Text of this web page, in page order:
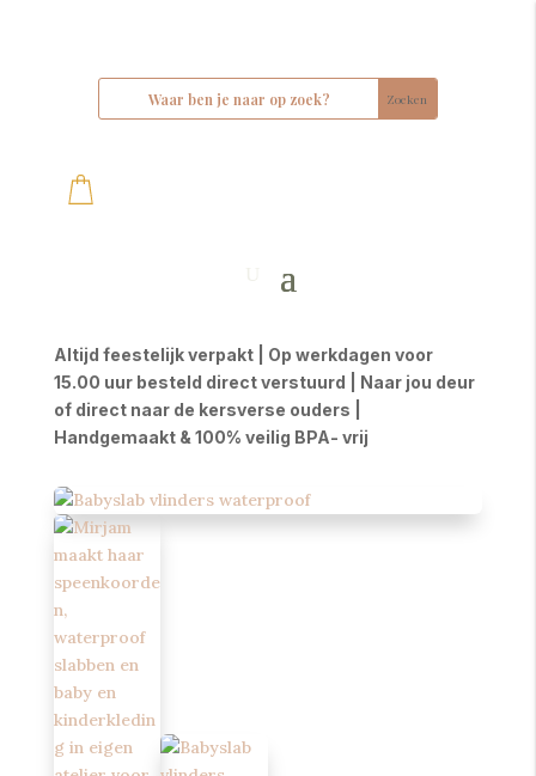
Altijd feestelijk verpakt | Op werkdagen voor
15.00 uur besteld direct verstuurd | Naar jou deur
of direct naar de kersverse ouders |
Handgemaakt & 100% veilig BPA- vrij